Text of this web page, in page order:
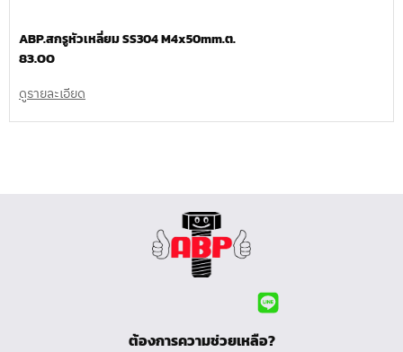
ABP.สกรูหัวเหลี่ยม SS304 M4x50mm.ต.
83.00
ดูรายละเอียด
ต้องการความช่วยเหลือ?